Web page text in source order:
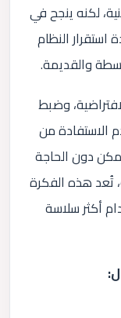
لكنه ينجح في
استقرار النظام
والقديمة.
وضبط
الاستفادة من
دون الحاجة
تُعد هذه الفكرة
أكثر سلاسة